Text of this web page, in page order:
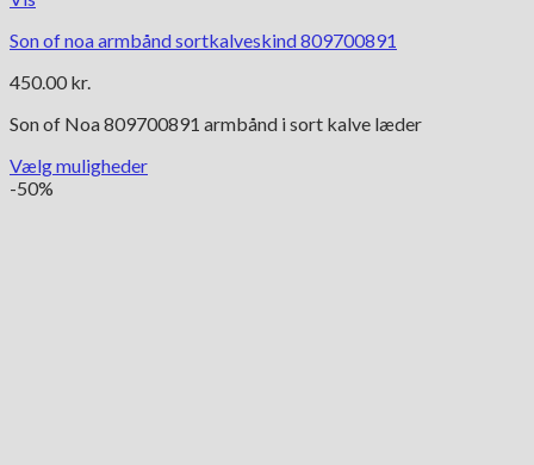
Son of noa armbånd sortkalveskind 809700891
450.00 kr.
Son of Noa 809700891 armbånd i sort kalve læder
Vælg muligheder
Dette
-50%